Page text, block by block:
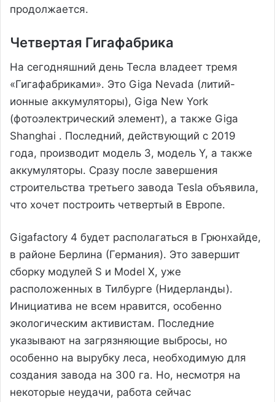
продолжается.
Четвертая Гигафабрика
На сегодняшний день Тесла владеет тремя
«Гигафабриками». Это Giga Nevada (литий-
ионные аккумуляторы), Giga New York
(фотоэлектрический элемент), а также Giga
Shanghai . Последний, действующий с 2019
года, производит модель 3, модель Y, а также
аккумуляторы. Сразу после завершения
строительства третьего завода Tesla объявила,
что хочет построить четвертый в Европе.
Gigafactory 4 будет располагаться в Грюнхайде,
в районе Берлина (Германия). Это завершит
сборку модулей S и Model X, уже
расположенных в Тилбурге (Нидерланды).
Инициатива не всем нравится, особенно
экологическим активистам. Последние
указывают на загрязняющие выбросы, но
особенно на вырубку леса, необходимую для
создания завода на 300 га. Но, несмотря на
некоторые неудачи, работа сейчас